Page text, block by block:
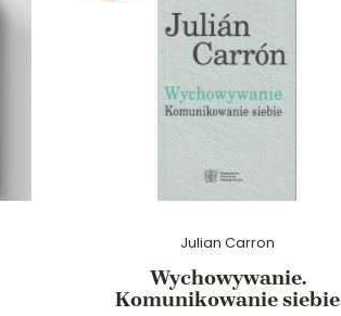
Julian Carron
Wychowywanie.
Komunikowanie siebie